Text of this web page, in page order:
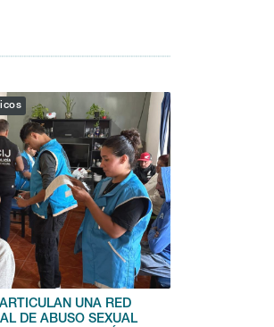
UNA RED
DE ABUSO SEXUAL